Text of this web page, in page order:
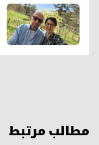
مطالب مرتبط